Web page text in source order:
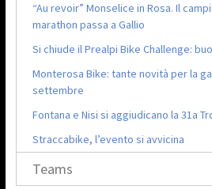
“Au revoir” Monselice in Rosa. Il
marathon passa a Gallio
Si chiude il Prealpi Bike Challenge:
Monterosa Bike: tante novità per la
settembre
Fontana e Nisi si aggiudicano la 31a
Straccabike, l’evento si avvicina
Teams